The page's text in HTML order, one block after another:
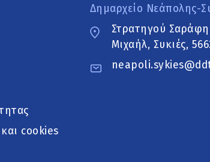
cookies
Δημαρχείο Νεάπολης-
Στρατηγού
Μιχαήλ, Συκιές,